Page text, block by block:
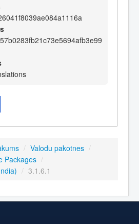
/ Valodu pakotnes /
Packages /
/ 3.1.6.1